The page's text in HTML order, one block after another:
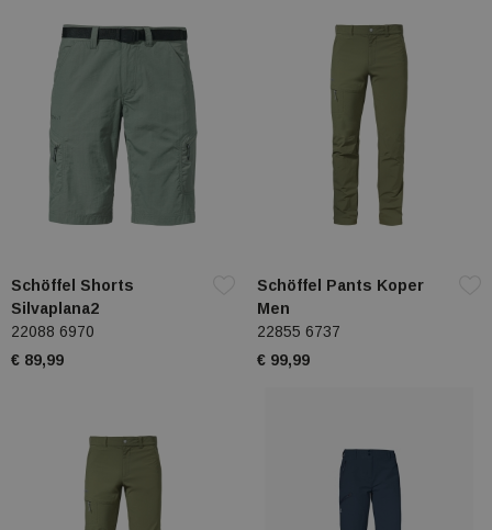
Schöffel Shorts
Silvaplana2
22088 6970
€ 89,99
Schöffel Pants Koper
Men
22855 6737
€ 99,99